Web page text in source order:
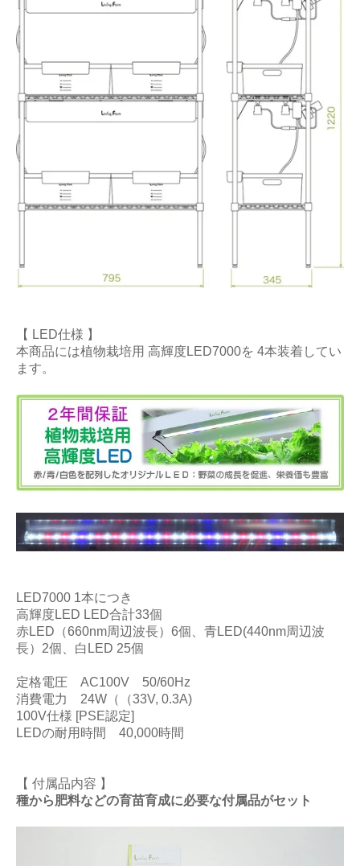
【 LED仕様 】
本商品には植物栽培用 高輝度LED7000を 4本装着してい
ます。
LED7000 1本につき
高輝度LED LED合計33個
赤LED（660nm周辺波長）6個、青LED(440nm周辺波
長）2個、白LED 25個
定格電圧 AC100V 50/60Hz
消費電力 24W（（33V, 0.3A)
100V仕様 [PSE認定]
LEDの耐用時間 40,000時間
【 付属品内容 】
種から肥料などの育苗育成に必要な付属品がセット